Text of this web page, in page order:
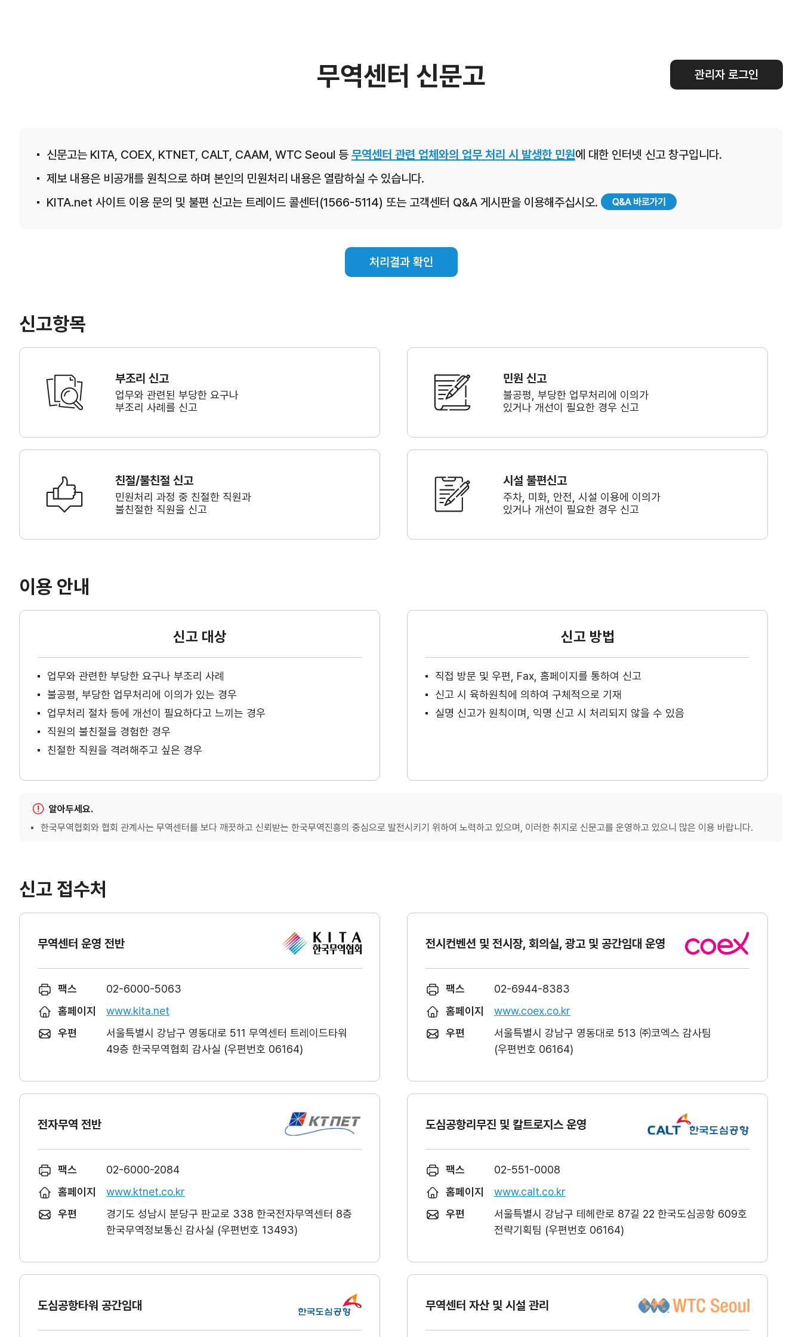
무역센터 신문고 관리자 로그인
신문고는 KITA, COEX, KTNET, CALT, CAAM, WTC Seoul 등 무역센터 관련 업체와의 업무 처리 시 발생한 민원에 대한 인터넷 신고 창구입니다.
제보 내용은 비공개를 원칙으로 하며 본인의 민원처리 내용은 열람하실 수 있습니다.
KITA.net 사이트 이용 문의 및 불편 신고는 트레이드 콜센터(1566-5114) 또는 고객센터 Q&A 게시판을 이용해주십시오.
처리결과 확인
신고항목
부조리 신고
업무와 관련된 부당한 요구나
부조리 사례를 신고
민원 신고
불공평, 부당한 업무처리에 이의가
있거나 개선이 필요한 경우 신고
친절/불친절 신고
민원처리 과정 중 친절한 직원과
불친절한 직원을 신고
시설 불편신고
주차, 미화, 안전, 시설 이용에 이의가
있거나 개선이 필요한 경우 신고
이용 안내
신고 대상
업무와 관련한 부당한 요구나 부조리 사례
불공평, 부당한 업무처리에 이의가 있는 경우
업무처리 절차 등에 개선이 필요하다고 느끼는 경우
직원의 불친절을 경험한 경우
친절한 직원을 격려해주고 싶은 경우
신고 방법
직접 방문 및 우편, Fax, 홈페이지를 통하여 신고
신고 시 육하원칙에 의하여 구체적으로 기재
실명 신고가 원칙이며, 익명 신고 시 처리되지 않을 수 있음
알아두세요.
한국무역협회와 협회 관계사는 무역센터를 보다 깨끗하고 신뢰받는 한국무역진흥의 중심으로 발전시키기 위하여 노력하고 있으며, 이러한 취지로 신문고를 운영하고 있으니 많은 이용 바랍니다.
신고 접수처
무역센터 운영 전반
팩스
02-6000-5063
홈페이지
www.kita.net
우편
서울특별시 강남구 영동대로 511 무역센터 트레이드타워
49층 한국무역협회 감사실 (우편번호 06164)
전시컨벤션 및 전시장, 회의실, 광고 및 공간임대 운영
팩스
02-6944-8383
홈페이지
www.coex.co.kr
우편
서울특별시 강남구 영동대로 513 ㈜코엑스 감사팀
(우편번호 06164)
전자무역 전반
팩스
02-6000-2084
홈페이지
www.ktnet.co.kr
우편
경기도 성남시 분당구 판교로 338 한국전자무역센터 8층
한국무역정보통신 감사실 (우편번호 13493)
도심공항리무진 및 칼트로지스 운영
팩스
02-551-0008
홈페이지
www.calt.co.kr
우편
서울특별시 강남구 테헤란로 87길 22 한국도심공항 609호
전략기획팀 (우편번호 06164)
도심공항타워 공간임대 무역센터 자산 및 시설 관리